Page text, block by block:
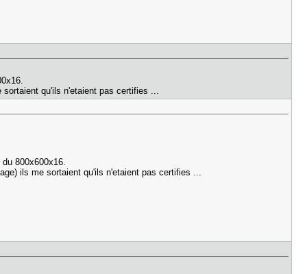
qu'ils n'etaient pas certifies ...
800x600x16.
ils me sortaient qu'ils n'etaient pas certifies ...